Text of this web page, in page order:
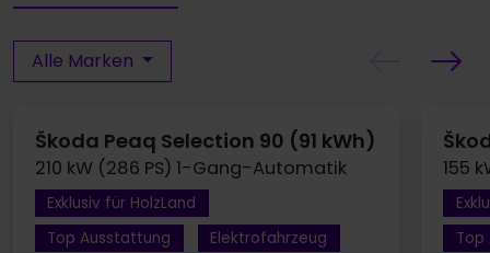
Alle Marken
Škoda Peaq Selection 90 (91 kWh)
210 kW (286 PS) 1-Gang-Automatik
Exklusiv für HolzLand
Top Ausstattung
Elektrofahrzeug
155
Top